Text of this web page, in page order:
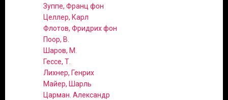
Зуппе, Франц фон
Целлер, Карл
Флотов, Фридрих фон
Поор, В.
Шаров, М.
Гессе, Т.
Лихнер, Генрих
Майер, Шарль
Царман. Александр